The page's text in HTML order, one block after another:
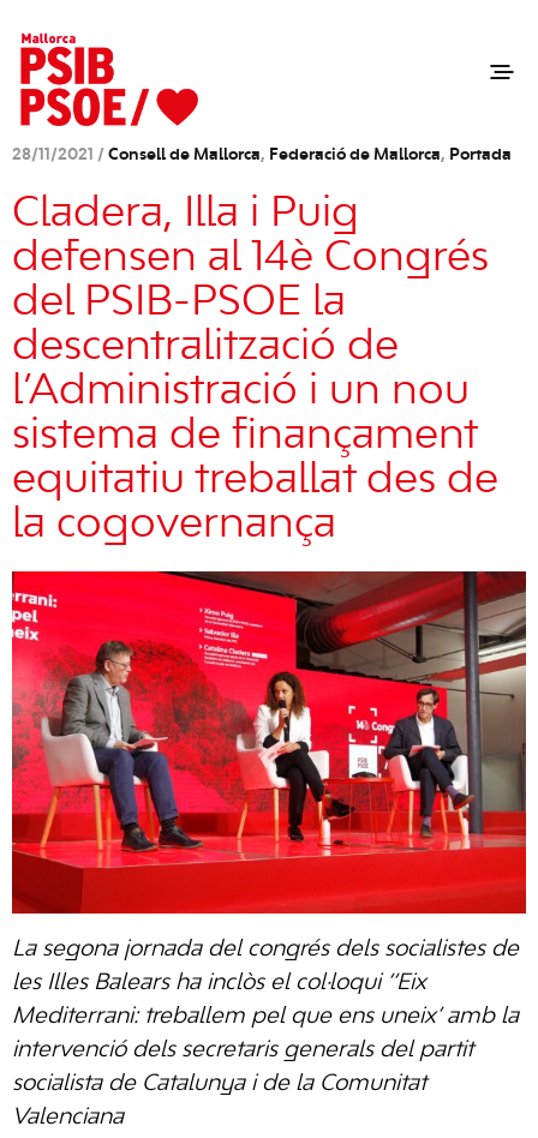
28/11/2021 / Consell de Mallorca, Federació de Mallorca, Portada
Cladera, Illa i Puig
defensen al 14è Congrés
del PSIB-PSOE la
descentralització de
l’Administració i un nou
sistema de finançament
equitatiu treballat des de
la cogovernança
La segona jornada del congrés dels socialistes de
les Illes Balears ha inclòs el col·loqui ‘‘Eix
Mediterrani: treballem pel que ens uneix’ amb la
intervenció dels secretaris generals del partit
socialista de Catalunya i de la Comunitat
Valenciana